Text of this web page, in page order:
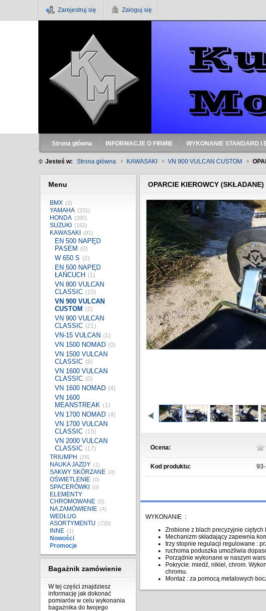
Zarejestruj się Zaloguj się
Strona główna INFORMACJE O FIRMIE WYKONANIE STANDARD I
Jesteś w: Strona główna KAWASAKI VN 900 VULCAN CUSTOM
Menu
BMX (2)
YAMAHA (231)
HONDA (280)
SUZUKI (162)
KAWASAKI (91)
EN 500 NAPĘD
PASEM
(0)
W 650 S (2)
EN 500 NAPĘD
ŁAŃCUCH (1)
VN 800 VULCAN
CLASSIC (15)
VN 900 VULCAN
CUSTOM
(2)
VN 900 VULCAN
CLASSIC (21)
VN-15 VULCAN (1)
VN 1500 NOMAD (0)
VN 1500 VULCAN
CLASSIC (8)
VN 1600 VULCAN
CLASSIC (0)
VN 1600 NOMAD (4)
VN 1600
MEANSTREAK (1)
VN 1700 NOMAD (4)
VN 1700 VULCAN
CLASSIC (15)
VN 2000 VULCAN
CLASSIC (17)
TRIUMPH (28)
NAUKA JAZDY (1)
SAKWY SKÓRZANE (0)
OŚWIETLENIE (0)
SPACERÓWKI (0)
ELEMENTY
CHROMOWANE (0)
NA ZAMÓWIENIE (4)
WEDŁUG
ASORTYMENTU (720)
INNE (1)
Nowości
Promocje
Bagażnik zamówienie
W tej części znajdziesz
informację jak dokonać
pomiarów w celu wykonania
bagażnika do twojego
OPARCIE KIEROWCY (SKŁADANE)
Ocena:
Kod produktu:
WYKONANIE :
Zrobione z blach precyzyjnie ciętych
Mechanizm składający zapewnia
trzy stopnie regulacji regulowane :
ruchoma poduszka umożliwia
Porządnie wykonane w naszym
Pokrycie: miedź, nikiel, chrom.
chromu.
Montaż : za pomocą metalowych